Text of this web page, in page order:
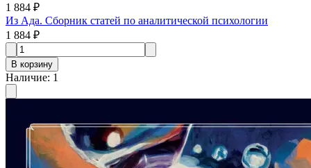
1 884 ₽
Из Ада. Сборник статей по аналитической психологии
1 884 ₽
В корзину
Наличие: 1